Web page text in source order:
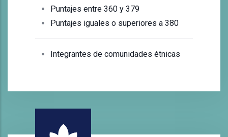
Puntajes entre 360 y 379
Puntajes iguales o superiores a 380
Integrantes de comunidades étnicas